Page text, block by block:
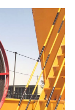
Regel auf der
installiert,
auf der
des
überlegen.
serienmäßig,
und -